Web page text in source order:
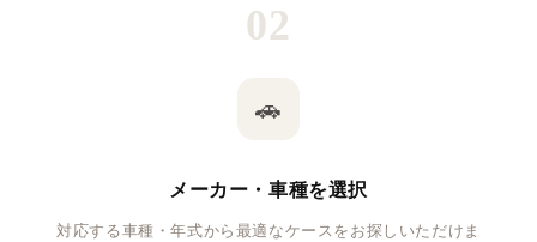
02
🚗
メーカー・車種を選択
対応する車種・年式から最適なケースをお探しいただけま